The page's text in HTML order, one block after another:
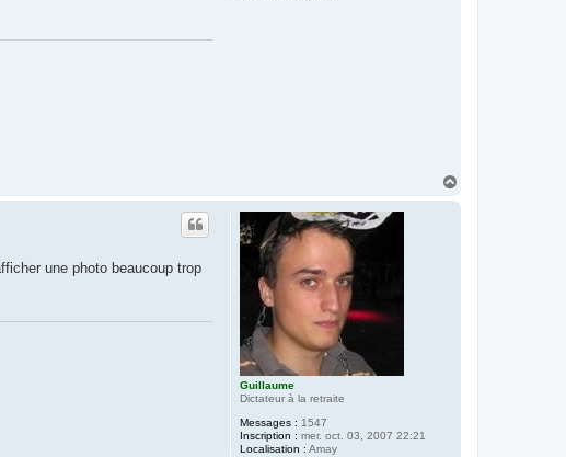
Guillaume
Dictateur à la retraite
Messages : 1547
Inscription : mer. oct. 03, 2007 22:21
Localisation : Amay
une photo beaucoup trop